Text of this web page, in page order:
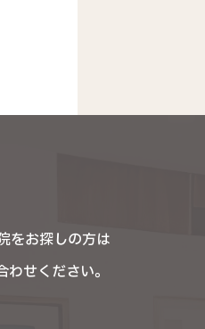
をお探しの方は
せください。